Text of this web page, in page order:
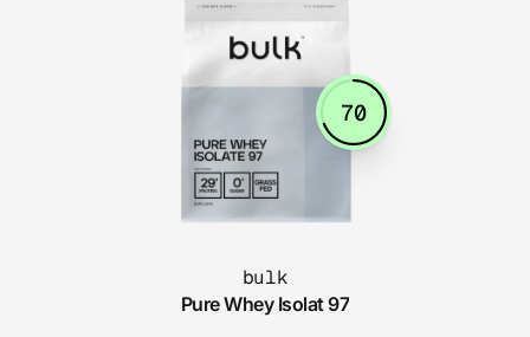
70
bulk
Pure Whey Isolat 97